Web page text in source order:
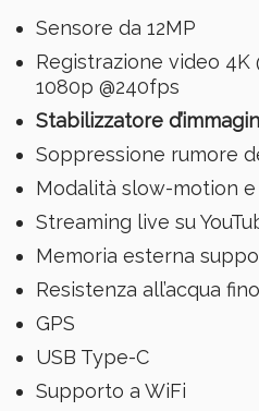
Sensore da 12MP
Registrazione video 4K
1080p @240fps
Stabilizzatore
Soppressione rumore
Modalità slow-motion
Streaming live su
Memoria esterna
Resistenza all’acqua
GPS
USB Type-C
Supporto a WiFi